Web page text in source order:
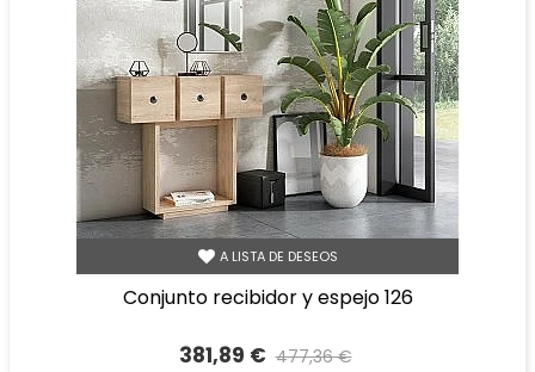
A LISTA DE DESEOS
conjunto recibidor y espejo 126
381,89 € 477,36 €